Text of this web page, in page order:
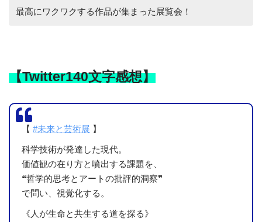
最高にワクワクする作品が集まった展覧会！
【Twitter140文字感想】
【 #未来と芸術展 】
科学技術が発達した現代。
価値観の在り方と噴出する課題を、
❝哲学的思考とアートの批評的洞察❞
で問い、視覚化する。
《人が生命と共生する道を探る》